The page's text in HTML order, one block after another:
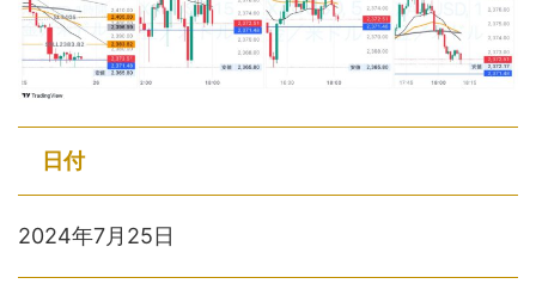
日付
2024年7月25日